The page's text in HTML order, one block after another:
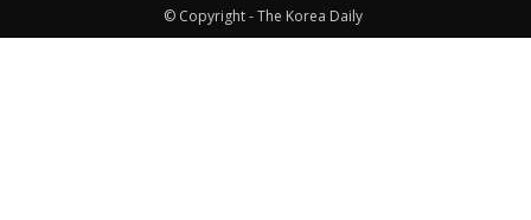
© Copyright - The Korea Daily